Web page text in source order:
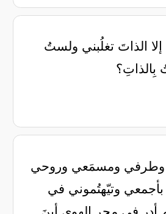
الذاتَ تغلُبني ولستُ
بِالذاتِ؟
وطرفي ومسمَعي وروحي
وتيّهتُموني في
أدر في مجر الهوى أينَ